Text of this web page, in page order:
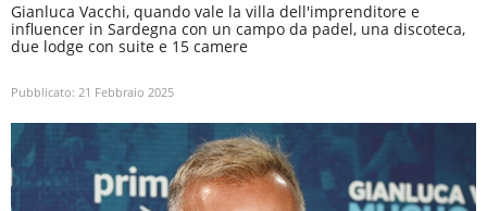
Gianluca Vacchi, quando vale la villa dell'imprenditore e
influencer in Sardegna con un campo da padel, una discoteca,
due lodge con suite e 15 camere
Pubblicato: 21 Febbraio 2025